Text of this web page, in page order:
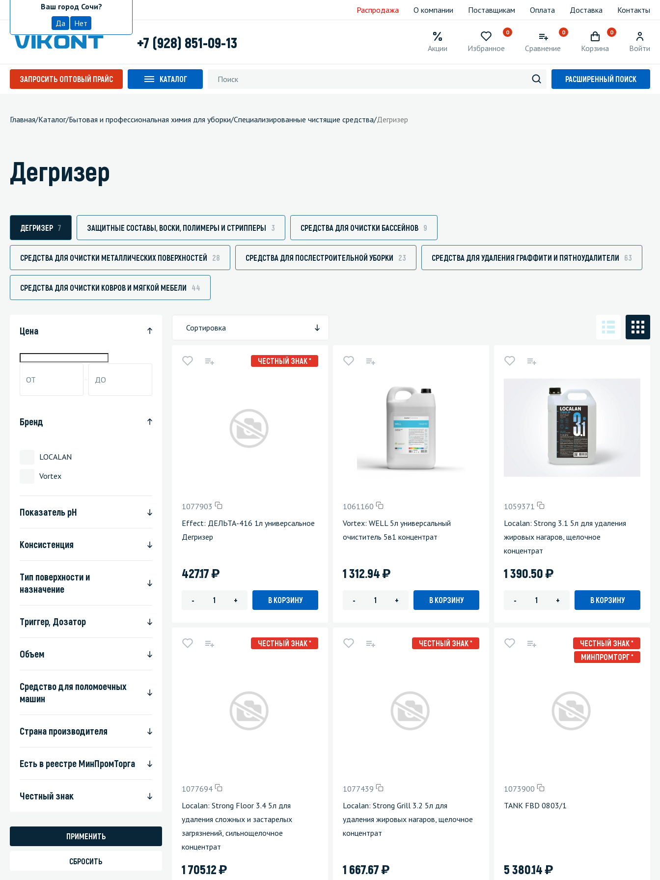
Ваш город Сочи?
Да
Нет
Распродажа О компании Поставщикам Оплата Доставка Контакты
+7 (928) 851-09-13 Акции
0
Избранное
0
Сравнение
0
Корзина Войти
ЗАПРОСИТЬ ОПТОВЫЙ ПРАЙС КАТАЛОГ
Специализированные чистящие средства
Дегризер
Средства для очистки металлических
поверхностей
Средства для очистки ковров и мягкой мебели
Кухня
Средства для посудомоечных машин
Санузел и туалетная комната
Средства для очистки полов и стен в санузлах
Мебель и оргтехника
РАСШИРЕННЫЙ ПОИСК
Главная/Каталог/Бытовая и профессиональная химия для уборки/Специализированные чистящие средства/Дегризер
Дегризер
ДЕГРИЗЕР 7 ЗАЩИТНЫЕ СОСТАВЫ, ВОСКИ, ПОЛИМЕРЫ И СТРИППЕРЫ 3 СРЕДСТВА ДЛЯ ОЧИСТКИ БАССЕЙНОВ 9
СРЕДСТВА ДЛЯ ОЧИСТКИ МЕТАЛЛИЧЕСКИХ ПОВЕРХНОСТЕЙ 28 СРЕДСТВА ДЛЯ ПОСЛЕСТРОИТЕЛЬНОЙ УБОРКИ 23 СРЕДСТВА ДЛЯ УДАЛЕНИЯ ГРАФФИТИ И ПЯТНОУДАЛИТЕЛИ 63
СРЕДСТВА ДЛЯ ОЧИСТКИ КОВРОВ И МЯГКОЙ МЕБЕЛИ 44
Цена
Бренд
LOCALAN
Vortex
Показатель pH
Консистенция
Тип поверхности и
назначение
Триггер, Дозатор
Объем
Средство для поломоечных
машин
Страна производителя
Есть в реестре МинПромТорга
Честный знак
Сортировка
ЧЕСТНЫЙ ЗНАК *
1077903
Effect: ДЕЛЬТА-416 1л универсальное
Дегризер
427.17)
- + В КОРЗИНУ
1061160
Vortex: WELL 5л универсальный
очиститель 5в1 концентрат
1 312.94)
- + В КОРЗИНУ
1059371
Localan: Strong 3.1 5л для удаления
жировых нагаров, щелочное
концентрат
1 390.50)
- + В КОРЗИНУ
ЧЕСТНЫЙ ЗНАК *
1077694
Localan: Strong Floor 3.4 5л для
удаления сложных и застарелых
загрязнений, сильнощелочное
концентрат
1 705.12)
ЧЕСТНЫЙ ЗНАК *
1077439
Localan: Strong Grill 3.2 5л для
удаления жировых нагаров, щелочное
концентрат
1 667.67)
ЧЕСТНЫЙ ЗНАК *
МИНПРОМТОРГ *
1073900
TANK FBD 0803/1
5 380.14)